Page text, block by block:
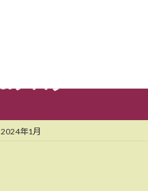
2024年1月